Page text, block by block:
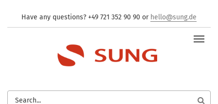
Have any questions? +49 721 352 90 90 or hello@sung.de